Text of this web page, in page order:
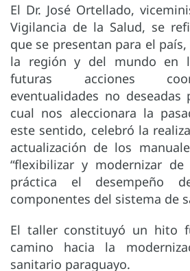
El Dr. José Ortellado,
Vigilancia de la Salud, se
que se presentan para el
la región y del mundo en
futuras acciones
eventualidades no deseadas
cual nos aleccionara la
este sentido, celebró la
actualización de los
“flexibilizar y modernizar
práctica el desempeño
componentes del sistema de
El taller constituyó un hito
camino hacia la
sanitario paraguayo.